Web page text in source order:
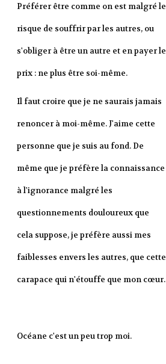
Préférer être comme on est malgré le
risque de souffrir par les autres, ou
s'obliger à être un autre et en payer le
prix : ne plus être soi-même.
Il faut croire que je ne saurais jamais
renoncer à moi-même. J'aime cette
personne que je suis au fond. De
même que je préfère la connaissance
à l'ignorance malgré les
questionnements douloureux que
cela suppose, je préfère aussi mes
faiblesses envers les autres, que cette
carapace qui n'étouffe que mon cœur.
Océane c'est un peu trop moi.